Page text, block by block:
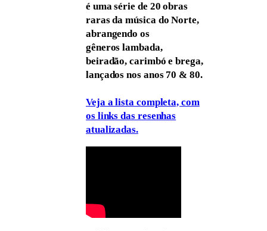
é uma série de 20 obras
raras da música do Norte,
abrangendo os
gêneros lambada,
beiradão, carimbó e brega,
lançados nos anos 70 & 80.
Veja a lista completa, com
os links das resenhas
atualizadas.